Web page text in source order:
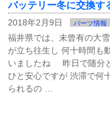
バッテリー冬に交換す
2018年2月9日 パーツ情報
福井県では、未曾有の大
が立ち往生し 何十時間も
いましたね 昨日で随分
ひと安心ですが 渋滞で何
られるの …